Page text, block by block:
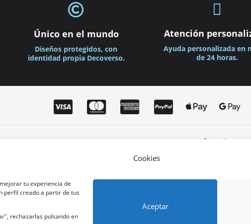
Cookies
tu experiencia de
perfil creado a partir de tus
rechazarlas pulsando en
Aceptar

Único en el mundo
Diseños protegidos, con
identidad propia Decoverso.

Atención
Ayuda personalizada en
de 24 horas.
     
Soporte
Devoluciones y
Copyright © 2025 Decoverso. Todos los derechos reservados